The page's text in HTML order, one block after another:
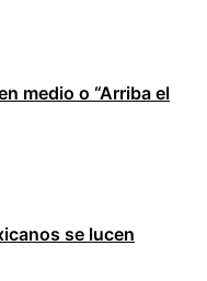
medio o “Arriba el
se lucen